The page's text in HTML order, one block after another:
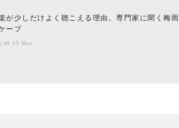
が少しだけよく聴こえる理由。専門家に聞く梅雨
ープ
Mon